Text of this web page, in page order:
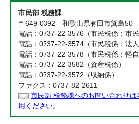
市民部 税務課
〒649-0392 和歌山県有田市箕島50
電話：0737-22-3576（市民税係：市民
電話：0737-22-3574（市民税係：法人
電話：0737-22-3578（市民税係：軽自
電話：0737-22-3582（資産税係）
電話：0737-22-3572（収納係）
ファクス：0737-82-2611
市民部 税務課へのお問い合わせは
用ください。